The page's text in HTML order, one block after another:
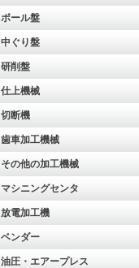
ボール盤
中ぐり盤
研削盤
仕上機械
切断機
歯車加工機械
その他の加工機械
マシニングセンタ
放電加工機
ベンダー
油圧・エアープレス